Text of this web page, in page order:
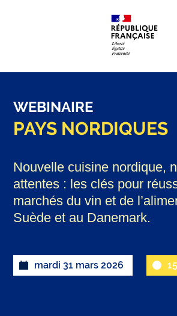
WEBINAIRE
PAYS NORDIQUES
Nouvelle cuisine nordique,
attentes : les clés pour
marchés du vin et de
Suède et au Danemark.
mardi 31 mars 2026